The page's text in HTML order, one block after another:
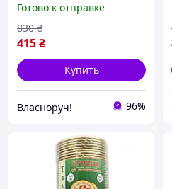
Таламус 50 штук
универсальная для
надежного хранения
продуктов
Готово к отправке
415₴
830 ₴
Купить
Власноруч! 96%